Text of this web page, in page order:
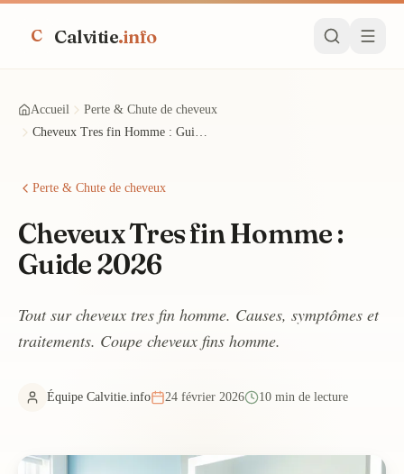
C Calvitie.info
Accueil
Perte & Chute de cheveux
Cheveux Tres fin Homme : Guide 2026
Perte & Chute de cheveux
Cheveux Tres fin Homme :
Guide 2026
Tout sur cheveux tres fin homme. Causes, symptômes et
traitements. Coupe cheveux fins homme.
Équipe Calvitie.info 24 février 2026 10 min de lecture